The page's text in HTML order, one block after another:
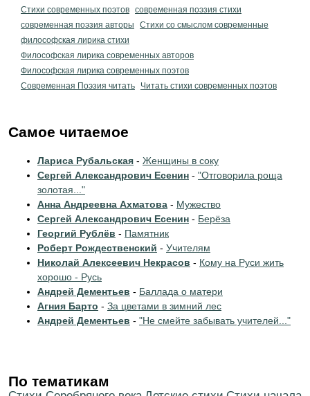
Стихи современных поэтов современная поэзия стихи
современная поэзия авторы
Стихи со смыслом современные
философская лирика стихи
Философская лирика современных авторов
Философская лирика современных поэтов
Современная Поэзия читать
Читать стихи современных поэтов
Самое читаемое
Лариса Рубальская - Женщины в соку
Сергей Александрович Есенин - "Отговорила роща
золотая..."
Анна Андреевна Ахматова - Мужество
Сергей Александрович Есенин - Берёза
Георгий Рублёв - Памятник
Роберт Рождественский - Учителям
Николай Алексеевич Некрасов - Кому на Руси жить
хорошо - Русь
Андрей Дементьев - Баллада о матери
Агния Барто - За цветами в зимний лес
Андрей Дементьев - "Не смейте забывать учителей..."
По тематикам